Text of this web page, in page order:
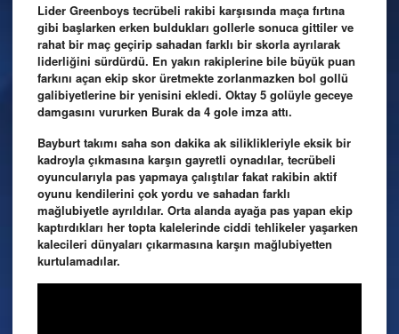
Lider Greenboys tecrübeli rakibi karşısında maça fırtına
gibi başlarken erken buldukları gollerle sonuca gittiler ve
rahat bir maç geçirip sahadan farklı bir skorla ayrılarak
liderliğini sürdürdü. En yakın rakiplerine bile büyük puan
farkını açan ekip skor üretmekte zorlanmazken bol gollü
galibiyetlerine bir yenisini ekledi. Oktay 5 golüyle geceye
damgasını vururken Burak da 4 gole imza attı.
Bayburt takımı saha son dakika ak siliklikleriyle eksik bir
kadroyla çıkmasına karşın gayretli oynadılar, tecrübeli
oyuncularıyla pas yapmaya çalıştılar fakat rakibin aktif
oyunu kendilerini çok yordu ve sahadan farklı
mağlubiyetle ayrıldılar. Orta alanda ayağa pas yapan ekip
kaptırdıkları her topta kalelerinde ciddi tehlikeler yaşarken
kalecileri dünyaları çıkarmasına karşın mağlubiyetten
kurtulamadılar.